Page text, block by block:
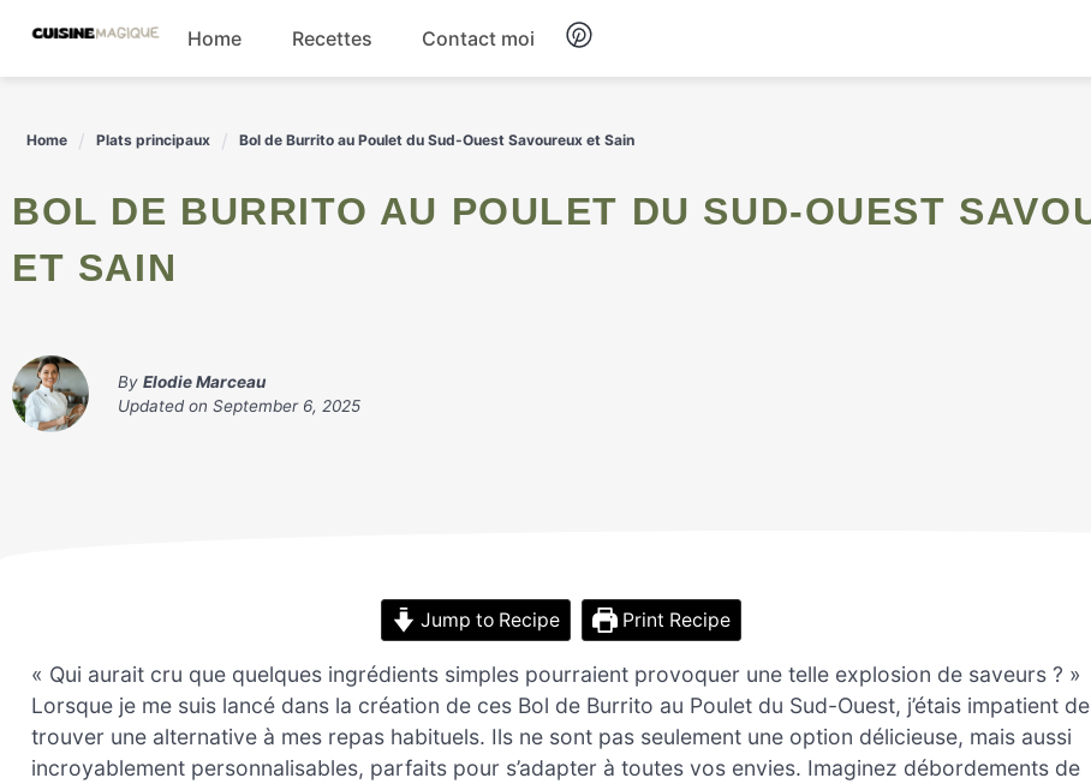
content
Home Recettes Contact moi
Home Plats principaux Bol de Burrito au Poulet du Sud-Ouest Savoureux et Sain
BOL DE BURRITO AU POULET DU SUD-OUEST SAVOUREUX
ET SAIN
By Elodie Marceau
Updated on September 6, 2025
Jump to Recipe Print Recipe
« Qui aurait cru que quelques ingrédients simples pourraient provoquer une telle explosion de saveurs ? »
Lorsque je me suis lancé dans la création de ces Bol de Burrito au Poulet du Sud-Ouest, j’étais impatient de
trouver une alternative à mes repas habituels. Ils ne sont pas seulement une option délicieuse, mais aussi
incroyablement personnalisables, parfaits pour s’adapter à toutes vos envies. Imaginez débordements de